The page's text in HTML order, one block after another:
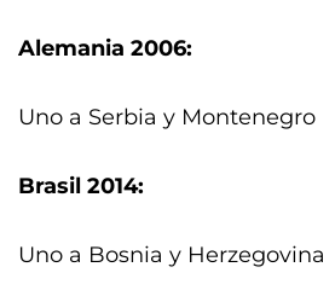
Alemania 2006:
Uno a Serbia y Montenegro
Brasil 2014:
Uno a Bosnia y Herzegovina